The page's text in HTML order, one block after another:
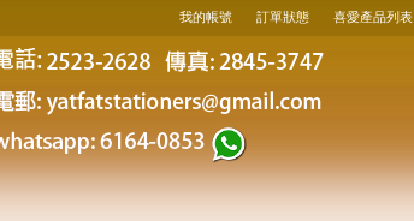
我的帳號 訂單狀態 喜愛產品列表